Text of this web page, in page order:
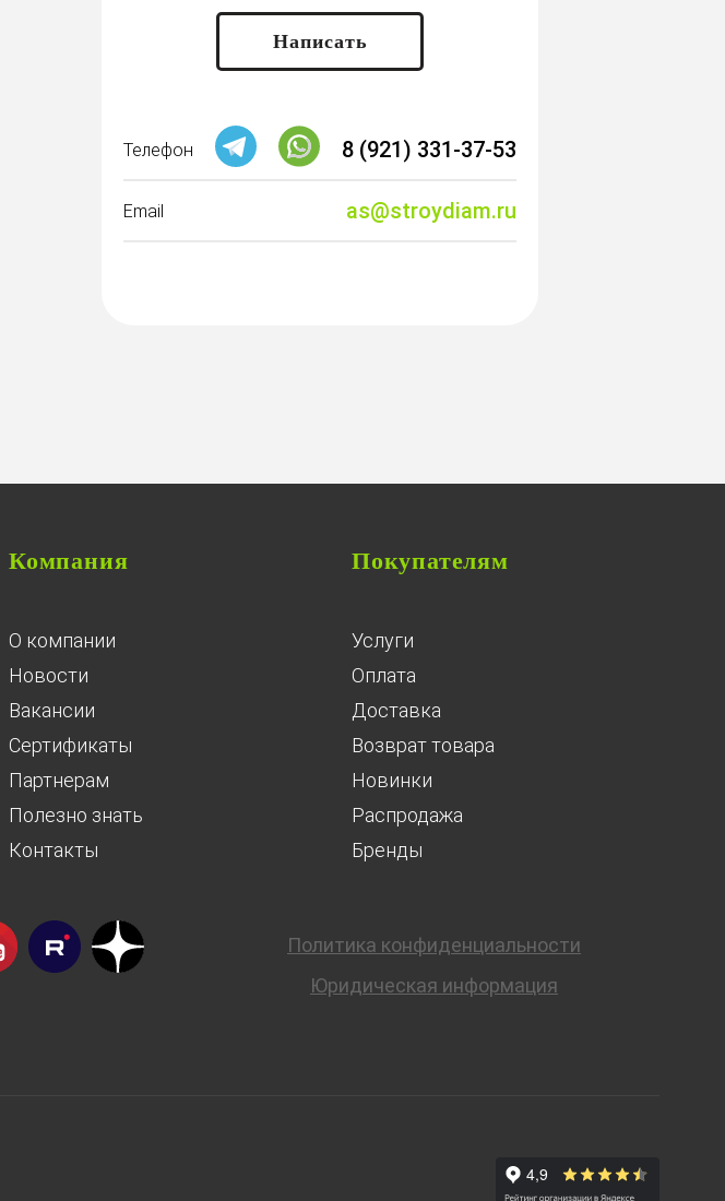
Написать
Телефон 8 (921) 331-37-53
Email as@stroydiam.ru
Компания
О компании
Новости
Вакансии
Сертификаты
Партнерам
Полезно знать
Контакты
Покупателям
Услуги
Оплата
Доставка
Возврат товара
Новинки
Распродажа
Бренды
Политика конфиденциальности
Юридическая информация